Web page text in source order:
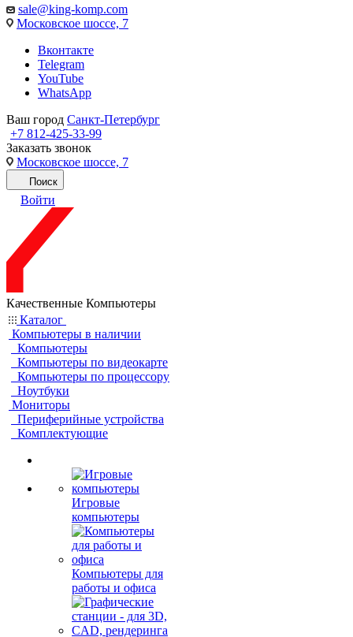
sale@king-komp.com
Московское шоссе, 7
Вконтакте
Telegram
YouTube
WhatsApp
Ваш город Санкт-Петербург
+7 812-425-33-99
Заказать звонок
Московское шоссе, 7
Поиск
Войти
Качественные Компьютеры
Каталог
Компьютеры в наличии
Компьютеры
Компьютеры по видеокарте
Компьютеры по процессору
Ноутбуки
Мониторы
Периферийные устройства
Комплектующие
Игровые
компьютеры
Компьютеры для
работы и офиса